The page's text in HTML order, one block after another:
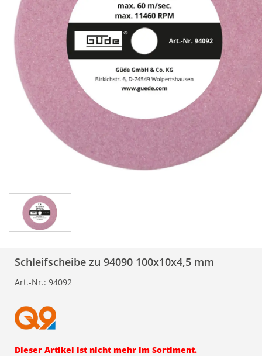
Schleifscheibe zu 94090 100x10x4,5 mm
Art.-Nr.: 94092
Dieser Artikel ist nicht mehr im Sortiment.